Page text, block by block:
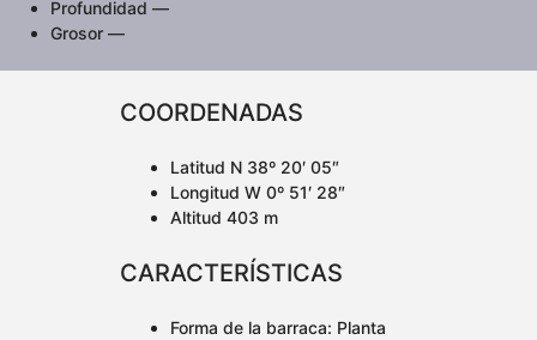
Profundidad —
Grosor —
COORDENADAS
Latitud N 38º 20′ 05″
Longitud W 0º 51′ 28″
Altitud 403 m
CARACTERÍSTICAS
Forma de la barraca: Planta